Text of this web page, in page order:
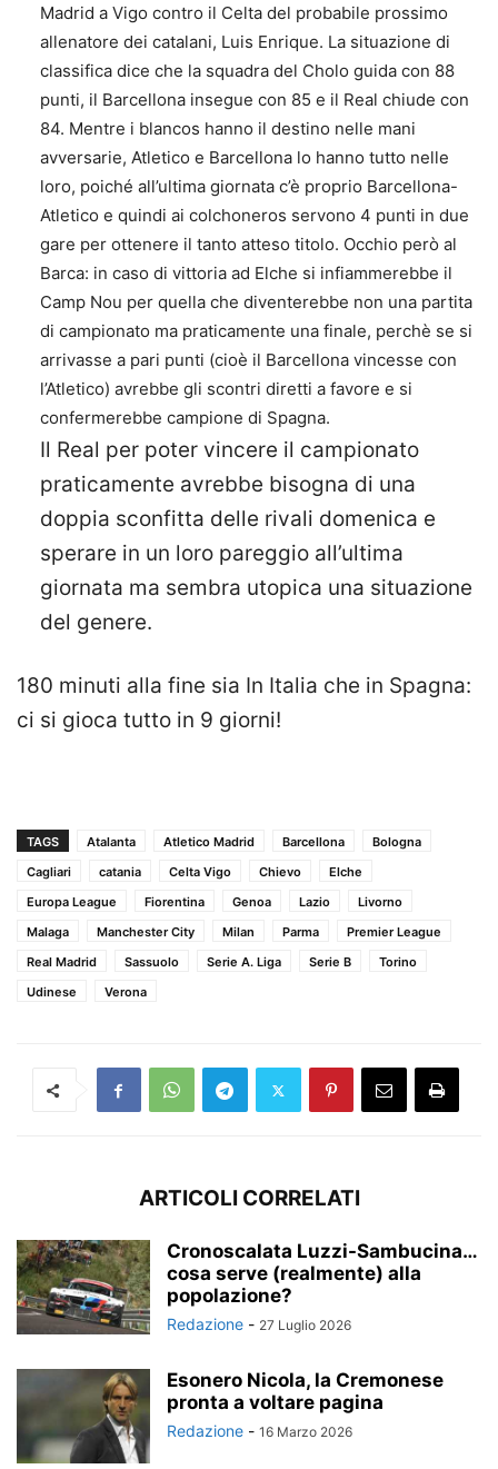
Madrid a Vigo contro il Celta del probabile prossimo
allenatore dei catalani, Luis Enrique. La situazione di
classifica dice che la squadra del Cholo guida con 88
punti, il Barcellona insegue con 85 e il Real chiude con
84. Mentre i blancos hanno il destino nelle mani
avversarie, Atletico e Barcellona lo hanno tutto nelle
loro, poiché all’ultima giornata c’è proprio Barcellona-
Atletico e quindi ai colchoneros servono 4 punti in due
gare per ottenere il tanto atteso titolo. Occhio però al
Barca: in caso di vittoria ad Elche si infiammerebbe il
Camp Nou per quella che diventerebbe non una partita
di campionato ma praticamente una finale, perchè se si
arrivasse a pari punti (cioè il Barcellona vincesse con
l’Atletico) avrebbe gli scontri diretti a favore e si
confermerebbe campione di Spagna.
Il Real per poter vincere il campionato
praticamente avrebbe bisogna di una
doppia sconfitta delle rivali domenica e
sperare in un loro pareggio all’ultima
giornata ma sembra utopica una situazione
del genere.
180 minuti alla fine sia In Italia che in Spagna:
ci si gioca tutto in 9 giorni!
TAGS Atalanta Atletico Madrid Barcellona
Bologna
Cagliari
catania Celta Vigo Chievo
Elche
Europa League
Fiorentina Genoa Lazio
Livorno
Malaga
Manchester City Milan Parma
Premier League
Real Madrid
Sassuolo Serie A. Liga Serie B
Torino
Udinese
Verona
ARTICOLI CORRELATI
Cronoscalata Luzzi-Sambucina…
cosa serve (realmente) alla
popolazione?
Redazione - 27 Luglio 2026
Esonero Nicola, la Cremonese
pronta a voltare pagina
Redazione - 16 Marzo 2026